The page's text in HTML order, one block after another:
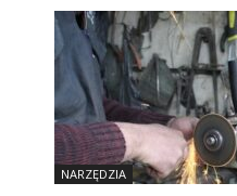
NARZĘDZIA